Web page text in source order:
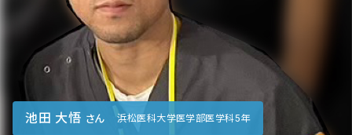
栄養健康レシピ
医療系学生記事
健康川柳
池田 大悟 さん 浜松医科大学医学部医学科5年